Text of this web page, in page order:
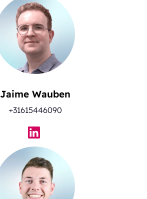
Jaime Wauben
+31615446090